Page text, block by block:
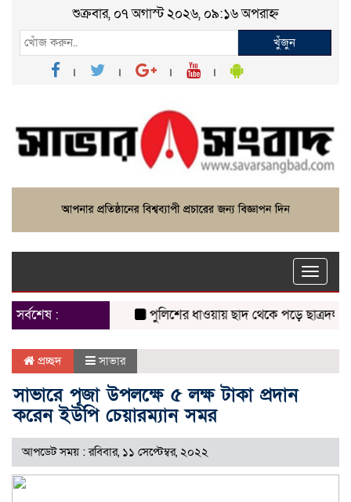
শুক্রবার, ০৭ অগাস্ট ২০২৬, ০৯:১৬ অপরাহ্ন
খুঁজুন
Toggle
সর্বশেষ :
পুলিশের ধাওয়ায় ছাদ থেকে পড়ে ছাত্রদল
প্রচ্ছদ সাভার
সাভারে পূজা উপলক্ষে ৫ লক্ষ টাকা প্রদান
করেন ইউপি চেয়ারম্যান সমর
আপডেট সময় : রবিবার, ১১ সেপ্টেম্বর, ২০২২